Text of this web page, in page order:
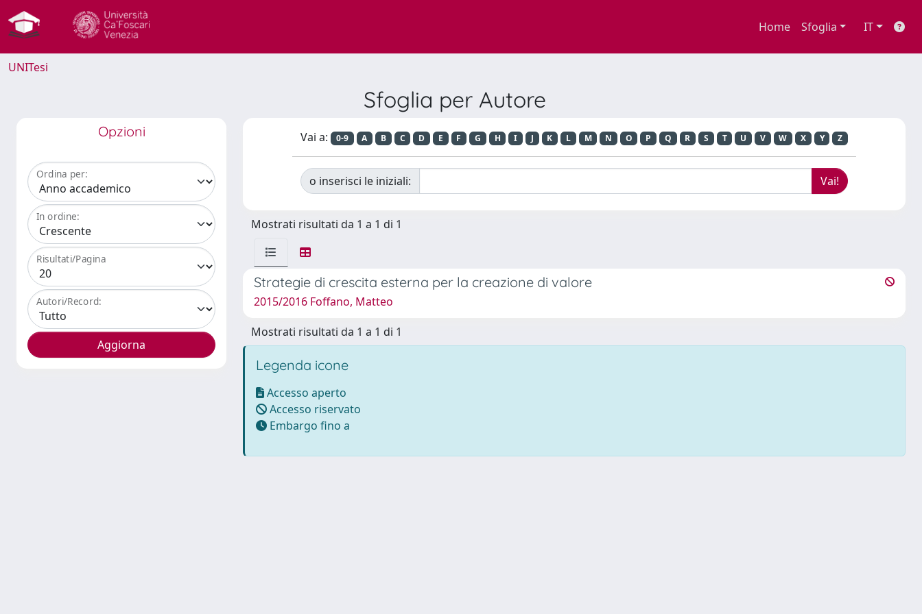
Home Sfoglia IT
UNITesi
Sfoglia per Autore
Opzioni
Ordina per:
In ordine:
Risultati/Pagina
Autori/Record:
Vai a: 0-9 A B C D E F G H I J K L M N O P Q R S T U V W X Y Z
o inserisci le iniziali:
Mostrati risultati da 1 a 1 di 1
Strategie di crescita esterna per la creazione di valore
2015/2016 Foffano, Matteo
Mostrati risultati da 1 a 1 di 1
Legenda icone
Accesso aperto
Accesso riservato
Embargo fino a